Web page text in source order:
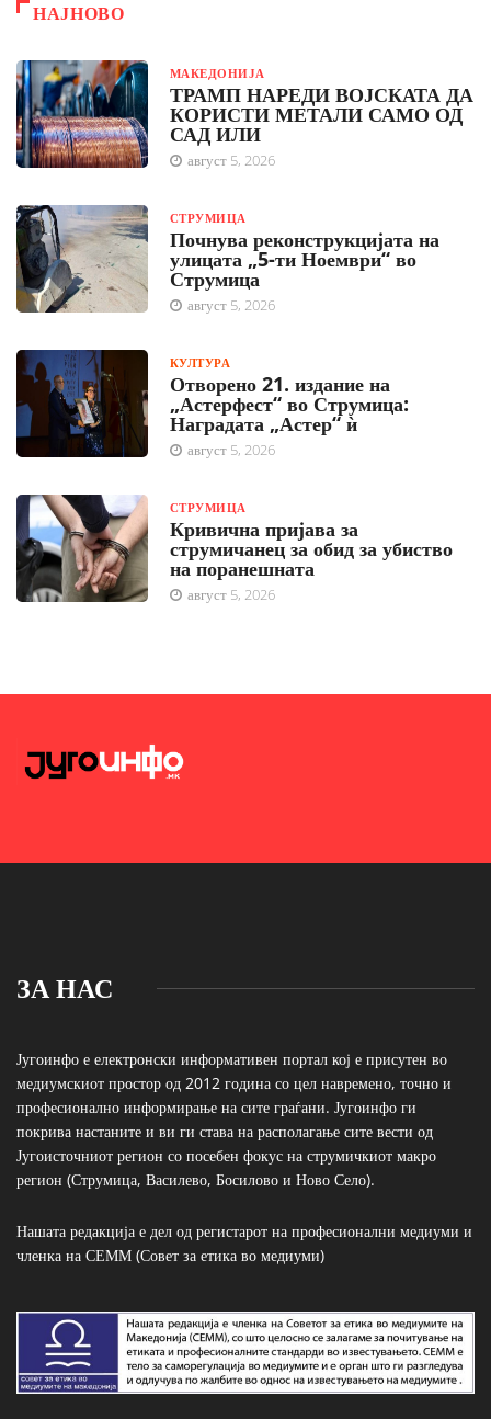
НАЈНОВО
МАКЕДОНИЈА
ТРАМП НАРЕДИ ВОЈСКАТА ДА
КОРИСТИ МЕТАЛИ САМО ОД
САД ИЛИ
август 5, 2026
СТРУМИЦА
Почнува реконструкцијата на
улицата „5-ти Ноември“ во
Струмица
август 5, 2026
КУЛТУРА
Отворено 21. издание на
„Астерфест“ во Струмица:
Наградата „Астер“ ѝ
август 5, 2026
СТРУМИЦА
Кривична пријава за
струмичанец за обид за убиство
на поранешната
август 5, 2026
ЗА НАС
Југоинфо е електронски информативен портал кој е присутен во
медиумскиот простор од 2012 година со цел навремено, точно и
професионално информирање на сите граѓани. Југоинфо ги
покрива настаните и ви ги става на располагање сите вести од
Југоисточниот регион со посебен фокус на струмичкиот макро
регион (Струмица, Василево, Босилово и Ново Село).
Нашата редакција е дел од регистарот на професионални медиуми и
членка на СЕММ (Совет за етика во медиуми)